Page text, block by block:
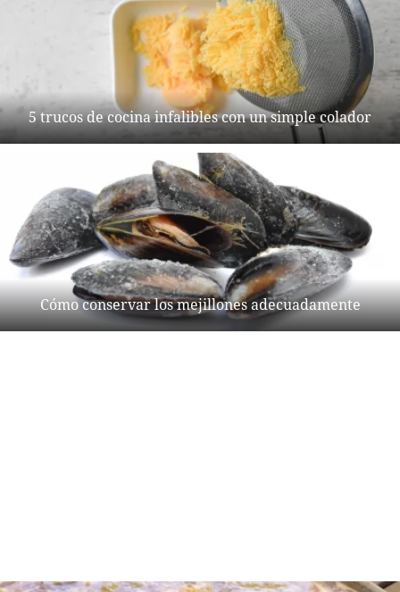
5 trucos de cocina infalibles con un simple colador
Cómo conservar los mejillones adecuadamente